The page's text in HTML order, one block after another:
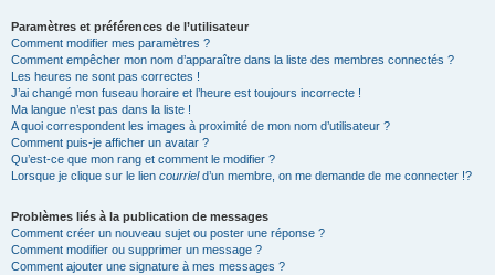
Paramètres et préférences de l’utilisateur
Comment modifier mes paramètres ?
Comment empêcher mon nom d’apparaître dans la liste des membres connectés ?
Les heures ne sont pas correctes !
J’ai changé mon fuseau horaire et l’heure est toujours incorrecte !
Ma langue n’est pas dans la liste !
A quoi correspondent les images à proximité de mon nom d’utilisateur ?
Comment puis-je afficher un avatar ?
Qu’est-ce que mon rang et comment le modifier ?
Lorsque je clique sur le lien courrield’un membre, on me demande de me connecter !?
Problèmes liés à la publication de messages
Comment créer un nouveau sujet ou poster une réponse ?
Comment modifier ou supprimer un message ?
Comment ajouter une signature à mes messages ?